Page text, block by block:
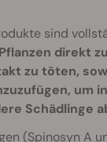
sind
direkt
zu töten,
um
Schädlinge
(Spinosyn A